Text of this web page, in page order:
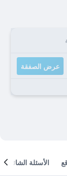
عرض الصفقة
الأسئلة الشائعة